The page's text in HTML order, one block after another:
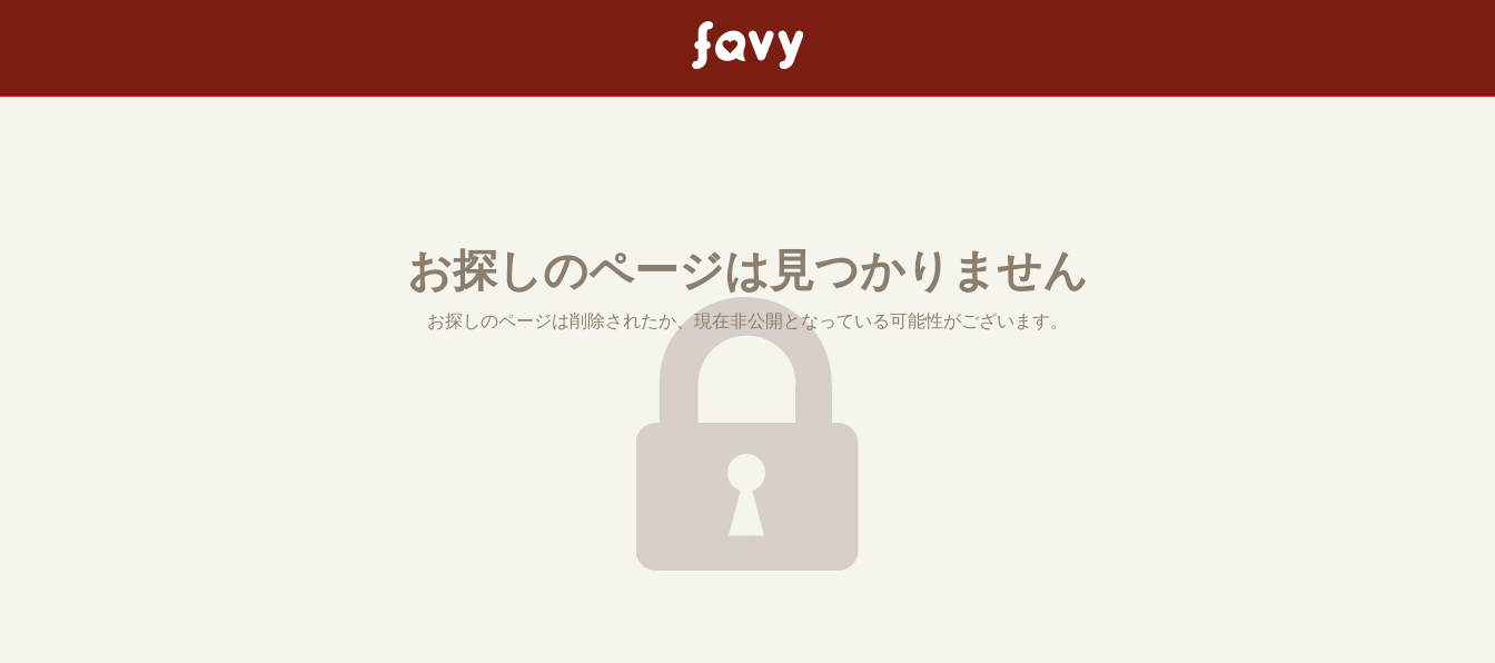
お探しのページは見つかりません
お探しのページは削除されたか、現在非公開となっている可能性がございます。